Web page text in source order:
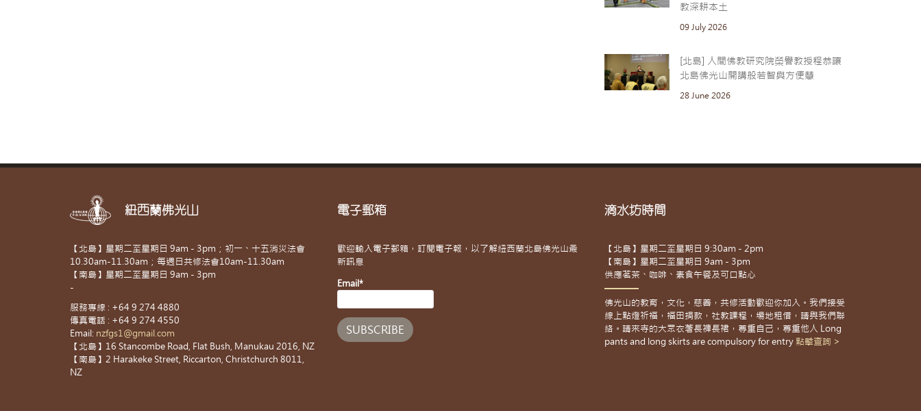
教深耕本土
09 July 2026
[北島] 人間佛教研究院榮譽教授程恭讓
北島佛光山開講般若智與方便慧
28 June 2026
紐西蘭佛光山
【北島】星期二至星期日 9am - 3pm；初一、十五消災法會
10.30am-11.30am；每週日共修法會10am-11.30am
【南島】星期二至星期日 9am - 3pm
-
服務專線 : +64 9 274 4880
傳真電話 : +64 9 274 4550
Email: nzfgs1@gmail.com
【北島】16 Stancombe Road, Flat Bush, Manukau 2016, NZ
【南島】2 Harakeke Street, Riccarton, Christchurch 8011,
NZ
電子郵箱
歡迎輸入電子郵箱，訂閱電子報，以了解紐西蘭北島佛光山最
新訊息
Email*
滴水坊時間
【北島】星期二至星期日 9:30am - 2pm
【南島】星期二至星期日 9am - 3pm
供應茗茶、咖啡、素食午餐及可口點心
佛光山的教育，文化，慈善，共修活動歡迎你加入。我們接受
線上點燈祈福，福田捐款，社教課程，場地租借，請與我們聯
絡。請來寺的大眾衣著長褲長裙，尊重自己，尊重他人 Long
pants and long skirts are compulsory for entry 點擊查詢 >